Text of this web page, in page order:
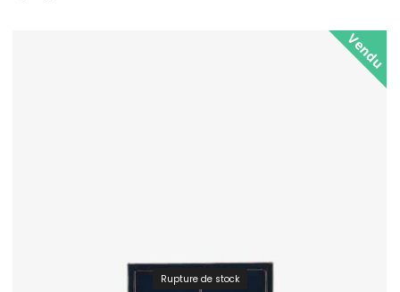
Vendu
Rupture de stock